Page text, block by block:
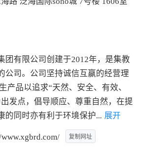
团有限公司创建于2012年，是集教
公司。公司坚持诚信互赢的经营理
产品以追求“天然、安全、有效、
发点，倡导顺应、尊重自然，在提
的同时亦有利于环境保护... 展开
复制网址